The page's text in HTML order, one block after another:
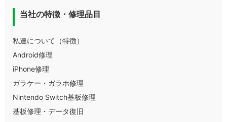
当社の特徴・修理品目
私達について（特徴）
Android修理
iPhone修理
ガラケー・ガラホ修理
Nintendo Switch基板修理
基板修理・データ復旧